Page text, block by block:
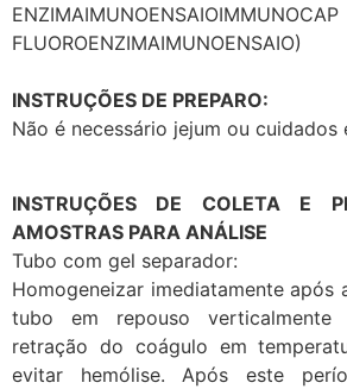
FLUOROENZIMAIMUNOENSAIO)
INSTRUÇÕES DE PREPARO:
Não é necessário jejum ou cuidados
INSTRUÇÕES DE COLETA E
AMOSTRAS PARA ANÁLISE
Tubo com gel separador:
Homogeneizar imediatamente após
tubo em repouso
retração do coágulo em
evitar hemólise. Após este